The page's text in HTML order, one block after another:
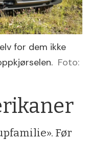
for dem ikke
Foto:
Før